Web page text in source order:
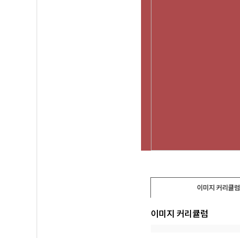
이미지 커리큘럼
이미지 커리큘럼